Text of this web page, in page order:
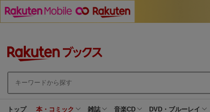
トップ 本・コミック 雑誌 音楽CD DVD・ブルーレイ